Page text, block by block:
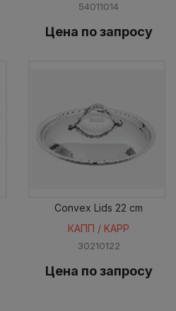
54011014
Цена по запросу
Convex Lids 22 cm
КАПП / KAPP
30210122
Цена по запросу